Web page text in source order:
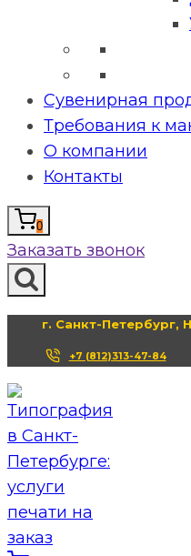
Сувенирная
Требования к
О компании
Контакты
0
Заказать звонок
г. Санкт-Петербург,
+7 (812)313-47-84